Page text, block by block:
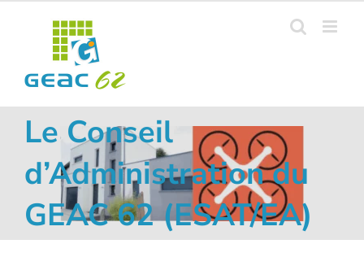
Ouvrir la barre d’outils
Le Conseil
d’Administration du
GEAC 62 (ESAT/EA)